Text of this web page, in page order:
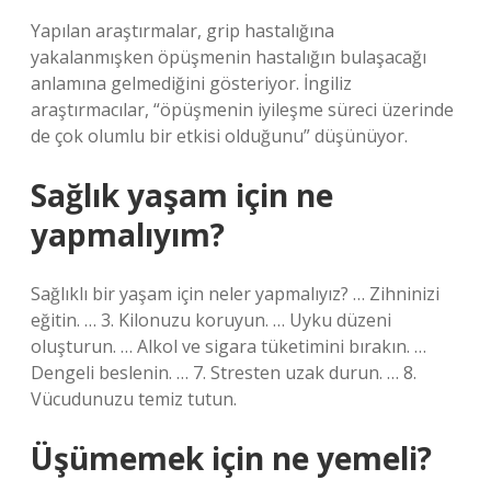
Yapılan araştırmalar, grip hastalığına
yakalanmışken öpüşmenin hastalığın bulaşacağı
anlamına gelmediğini gösteriyor. İngiliz
araştırmacılar, “öpüşmenin iyileşme süreci üzerinde
de çok olumlu bir etkisi olduğunu” düşünüyor.
Sağlık yaşam için ne
yapmalıyım?
Sağlıklı bir yaşam için neler yapmalıyız? … Zihninizi
eğitin. … 3. Kilonuzu koruyun. … Uyku düzeni
oluşturun. … Alkol ve sigara tüketimini bırakın. …
Dengeli beslenin. … 7. Stresten uzak durun. … 8.
Vücudunuzu temiz tutun.
Üşümemek için ne yemeli?